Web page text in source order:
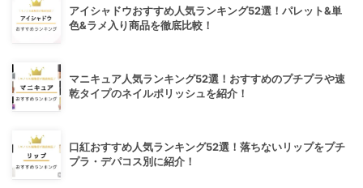
アイシャドウおすすめ人気ランキング52選！パレット&単
色&ラメ入り商品を徹底比較！
マニキュア人気ランキング52選！おすすめのプチプラや速
乾タイプのネイルポリッシュを紹介！
口紅おすすめ人気ランキング52選！落ちないリップをプチ
プラ・デパコス別に紹介！